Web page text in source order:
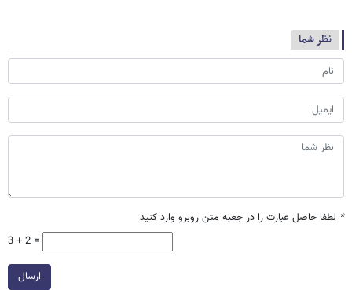
نظر شما
* لطفا حاصل عبارت را در جعبه متن روبرو وارد کنید
3 + 2 =
ارسال